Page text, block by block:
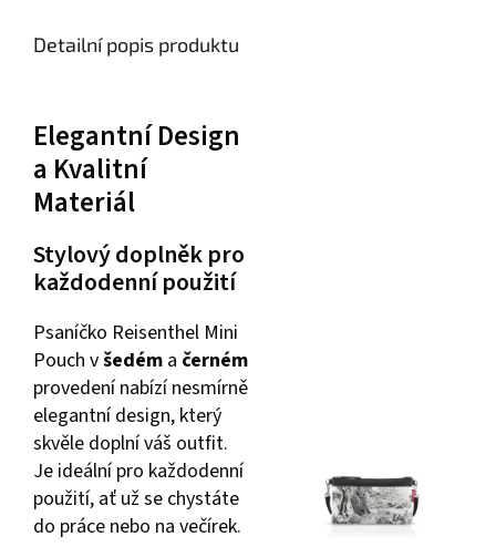
Detailní popis produktu
Elegantní Design
a Kvalitní
Materiál
Stylový doplněk pro
každodenní použití
Psaníčko Reisenthel Mini
Pouch všedém a černém
provedení nabízí nesmírně
elegantní design, který
skvěle doplní váš outfit.
Je ideální pro každodenní
použití, ať už se chystáte
do práce nebo na večírek.